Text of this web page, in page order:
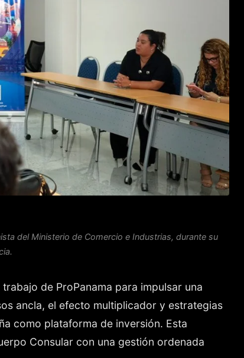
del Ministerio de Comercio e Industrias, durante su
de ProPanama para impulsar una
ancla, el efecto multiplicador y estrategias
como plataforma de inversión. Esta
Consular con una gestión ordenada